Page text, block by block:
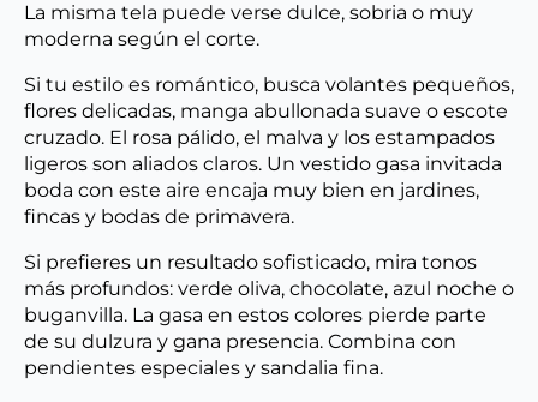
La misma tela puede verse dulce, sobria o muy
moderna según el corte.
Si tu estilo es romántico, busca volantes pequeños,
flores delicadas, manga abullonada suave o escote
cruzado. El rosa pálido, el malva y los estampados
ligeros son aliados claros. Un vestido gasa invitada
boda con este aire encaja muy bien en jardines,
fincas y bodas de primavera.
Si prefieres un resultado sofisticado, mira tonos
más profundos: verde oliva, chocolate, azul noche o
buganvilla. La gasa en estos colores pierde parte
de su dulzura y gana presencia. Combina con
pendientes especiales y sandalia fina.